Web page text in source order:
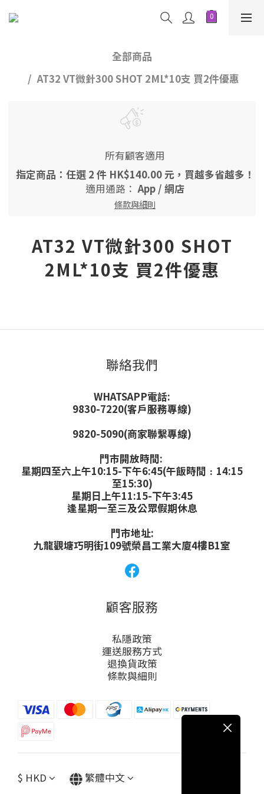
全部商品
AT32 VT微針300 SHOT 2ML*10支 買2件優惠
所有顧客適用
指定商品：任選 2 件 HK$140.00 元，買越多省越多！
適用通路：App / 網店
條款與細則
AT32 VT微針300 SHOT
2ML*10支 買2件優惠
聯絡我們
WHATSAPP電話:
9830-7220(客戶服務專線)
9820-5090(商家聯繫專線)
門市開放時間:
星期四至六上午10:15-下午6:45(午飯時間﹕14:15
至15:30)
星期日上午11:15-下午3:45
逢星期一至三及公眾假期休息
門市地址:
九龍觀塘巧明街109號榮昌工業大廈4樓B1室
顧客服務
私隱政策
運送服務方式
退換貨政策
條款與細則
$ HKD 繁體中文